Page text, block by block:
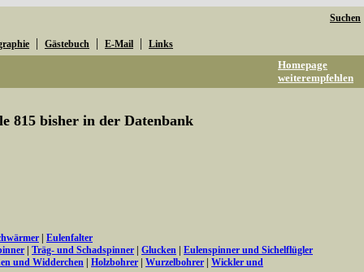
Suchen
| Gästebuch | E-Mail | Links
Homepage
weiterempfehlen
815 bisher in der Datenbank
Eulenfalter
Träg- und Schadspinner Glucken
Eulenspinner und Sichelflügler
und Widderchen Holzbohrer Wurzelbohrer
Wickler und